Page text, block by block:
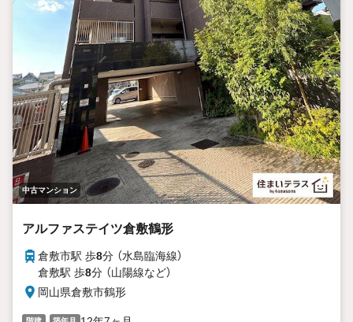
中古マンション
アルファステイツ倉敷鶴形
倉敷市駅 歩8分 （水島臨海線）
倉敷駅 歩8分 （山陽線など）
岡山県倉敷市鶴形